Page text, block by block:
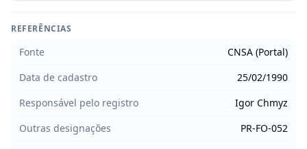
REFERÊNCIAS
Fonte
CNSA (Portal)
Data de cadastro
25/02/1990
Responsável pelo registro
Igor Chmyz
Outras designações
PR-FO-052